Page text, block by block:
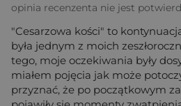
opinia recenzenta nie jest
"Cesarzowa kości" to
była jednym z moich
tego, moje oczekiwania były
miałem pojęcia jak może
przyznać, że po początkowym